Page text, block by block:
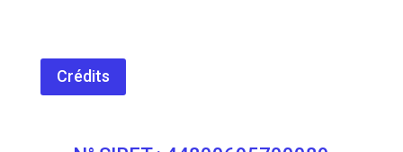
Crédits